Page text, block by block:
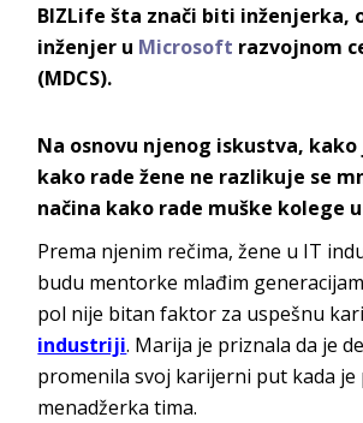
BIZLife šta znači biti inženjerka,
inženjer u Microsoft razvojnom
(MDCS).
Na osnovu njenog iskustva,
kako rade žene ne razlikuje se
načina kako rade muške kolege u
Prema njenim rečima, žene u IT
budu mentorke mlađim
pol nije bitan faktor za uspešnu
industriji. Marija je priznala da je
promenila svoj karijerni put kada je
menadžerka tima.